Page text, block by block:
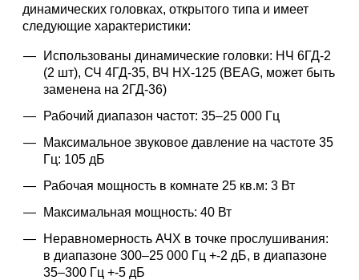
динамических головках, открытого типа и имеет
следующие характеристики:
Использованы динамические головки: НЧ 6ГД-2
(2 шт), СЧ 4ГД-35, ВЧ НХ-125 (BEAG, может быть
заменена на 2ГД-36)
Рабочий диапазон частот: 35–25 000 Гц
Максимальное звуковое давление на частоте 35
Гц: 105 дБ
Рабочая мощность в комнате 25 кв.м: 3 Вт
Максимальная мощность: 40 Вт
Неравномерность АЧХ в точке прослушивания:
в диапазоне 300–25 000 Гц +-2 дБ, в диапазоне
35–300 Гц +-5 дБ